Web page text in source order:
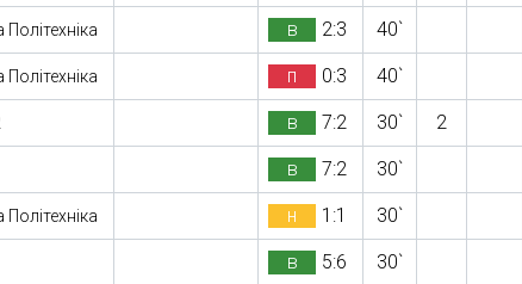
в 2:3 40`
п 0:3 40`
в 7:2 30` 2
в 7:2 30`
н 1:1 30`
в 5:6 30`